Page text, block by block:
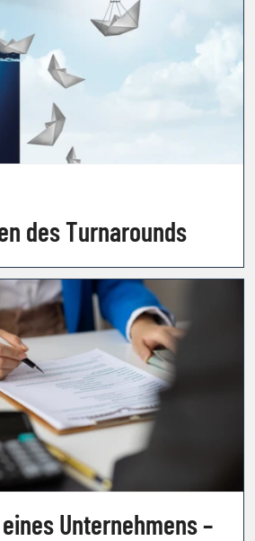
des Turnarounds
Unternehmens –